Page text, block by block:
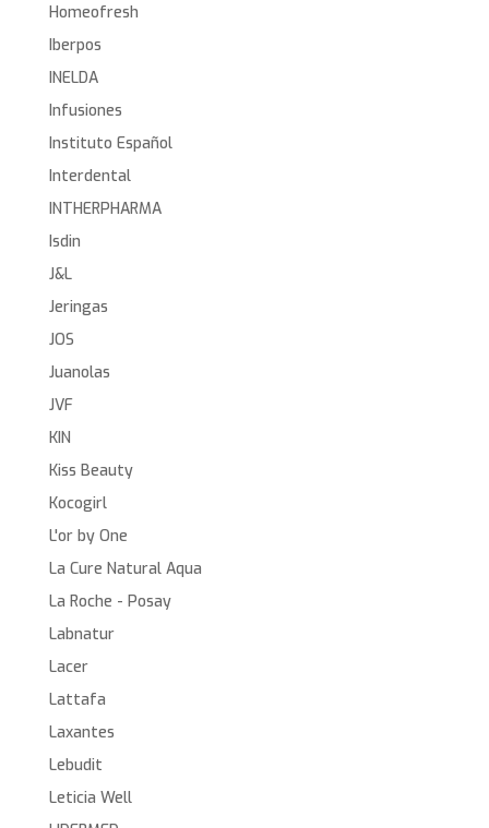
Homeofresh
Iberpos
INELDA
Infusiones
Instituto Español
Interdental
INTHERPHARMA
Isdin
J&L
Jeringas
JOS
Juanolas
JVF
KIN
Kiss Beauty
Kocogirl
L'or by One
La Cure Natural Aqua
La Roche - Posay
Labnatur
Lacer
Lattafa
Laxantes
Lebudit
Leticia Well